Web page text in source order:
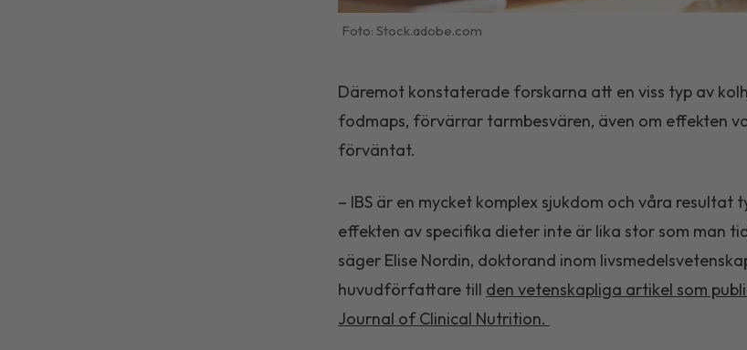
Stock.adobe.com
Däremot konstaterade forskarna att en viss typ av
fodmaps, förvärrar tarmbesvären, även om effekten
förväntat.
– IBS är en mycket komplex sjukdom och våra resultat
effekten av specifika dieter inte är lika stor som man
säger Elise Nordin, doktorand inom
huvudförfattare till den vetenskapliga artikel som
Journal of Clinical Nutrition.